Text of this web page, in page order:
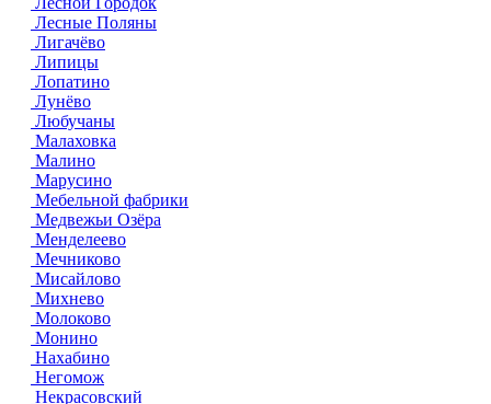
Лесные Поляны
Лигачёво
Липицы
Лопатино
Лунёво
Любучаны
Малаховка
Малино
Марусино
Мебельной фабрики
Медвежьи Озёра
Менделеево
Мечниково
Мисайлово
Михнево
Молоково
Монино
Нахабино
Негомож
Некрасовский